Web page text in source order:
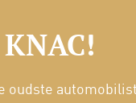
oudste